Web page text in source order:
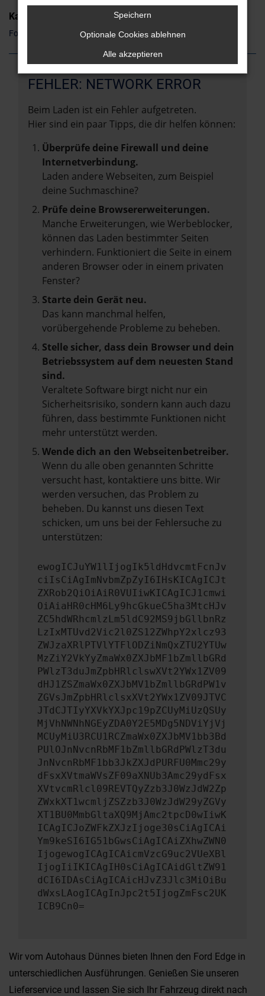
Kategorie
Ford Edge Gebrauchtwagen Neumarkt
FEHLER: NETWORK ERROR
Beim Laden ist ein Fehler aufgetreten.
Hier sind ein paar Tipps, die dir helfen können:
Überprüfe deine Firewall und deine
Internetverbindung.
Laden andere Webseiten, zum Beispiel
deine Suchmaschine?
Prüfe deine Browsererweiterungen.
Manche Erweiterungen, wie Werbeblocker,
können das Laden bestimmter Seiten
verhindern. Funktioniert die Seite in einem
anderen Browser oder in einem privaten
Fenster?
Starte dein Gerät neu.
Das kann manchmal helfen,
vorübergehende Probleme zu beheben.
Stelle sicher, dass dein Browser und dein
Betriebssystem auf dem neuesten Stand
sind.
Veraltete Software birgt nicht nur ein
Sicherheitsrisiko, sondern kann auch dazu
führen, dass bestimmte Funktionen nicht
mehr unterstützt werden.
Wende dich an den Webseitenbetreiber.
Wenn du alle oben genannten Schritte
versucht hast, kontaktiere uns bitte. Wir
werden versuchen, das Problem zu
beheben. Du kannst uns diesen Text
schicken, um uns bei der Fehlersuche zu
unterstützen:
ewogICJuYW1lIjogIk5ldHdvcmtFcnJv
ciIsCiAgImNvbmZpZyI6IHsKICAgICJt
ZXRob2QiOiAiR0VUIiwKICAgICJ1cmwi
OiAiaHR0cHM6Ly9hcGkueC5ha3MtcHJv
ZC5hdWRhcmlzLm5ldC92MS9jbGllbnRz
LzIxMTUvd2Vic2l0ZS12ZWhpY2xlcz93
ZWJzaXRlPTVlYTFlODZiNmQxZTU2YTUw
MzZiY2VkYyZmaWx0ZXJbMF1bZmllbGRd
PWlzT3duJmZpbHRlclswXVt2YWx1ZV09
dHJ1ZSZmaWx0ZXJbMV1bZmllbGRdPW1v
ZGVsJmZpbHRlclsxXVt2YWx1ZV09JTVC
JTdCJTIyYXVkYXJpc19pZCUyMiUzQSUy
MjVhNWNhNGEyZDA0Y2E5MDg5NDViYjVj
MCUyMiU3RCU1RCZmaWx0ZXJbMV1bb3Bd
PUlOJnNvcnRbMF1bZmllbGRdPWlzT3du
JnNvcnRbMF1bb3JkZXJdPURFU0Mmc29y
dFsxXVtmaWVsZF09aXNUb3Amc29ydFsx
XVtvcmRlcl09REVTQyZzb3J0WzJdW2Zp
ZWxkXT1wcmljZSZzb3J0WzJdW29yZGVy
XT1BU0MmbGltaXQ9MjAmc2tpcD0wIiwK
ICAgICJoZWFkZXJzIjoge30sCiAgICAi
Ym9keSI6IG51bGwsCiAgICAiZXhwZWN0
IjogewogICAgICAicmVzcG9uc2VUeXBl
IjogIiIKICAgIH0sCiAgICAidGltZW91
dCI6IDAsCiAgICAicHJvZ3Jlc3MiOiBu
dWxsLAogICAgInJpc2t5IjogZmFsc2UK
ICB9Cn0=
Wir vom Autohaus Dünnes bieten Ihnen den Ford Edge in
unterschiedlichen Ausführungen. Genießen Sie unseren
Lieferservice und lassen Sie sich Ihr Fahrzeug direkt nach
Speichern
Optionale Cookies ablehnen
Alle akzeptieren